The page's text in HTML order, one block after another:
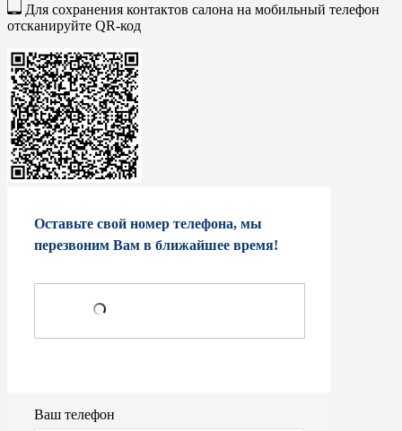
Для сохранения контактов салона на мобильный телефон
отсканируйте QR-код
Оставьте свой номер телефона, мы
перезвоним Вам в ближайшее время!
Ваш телефон